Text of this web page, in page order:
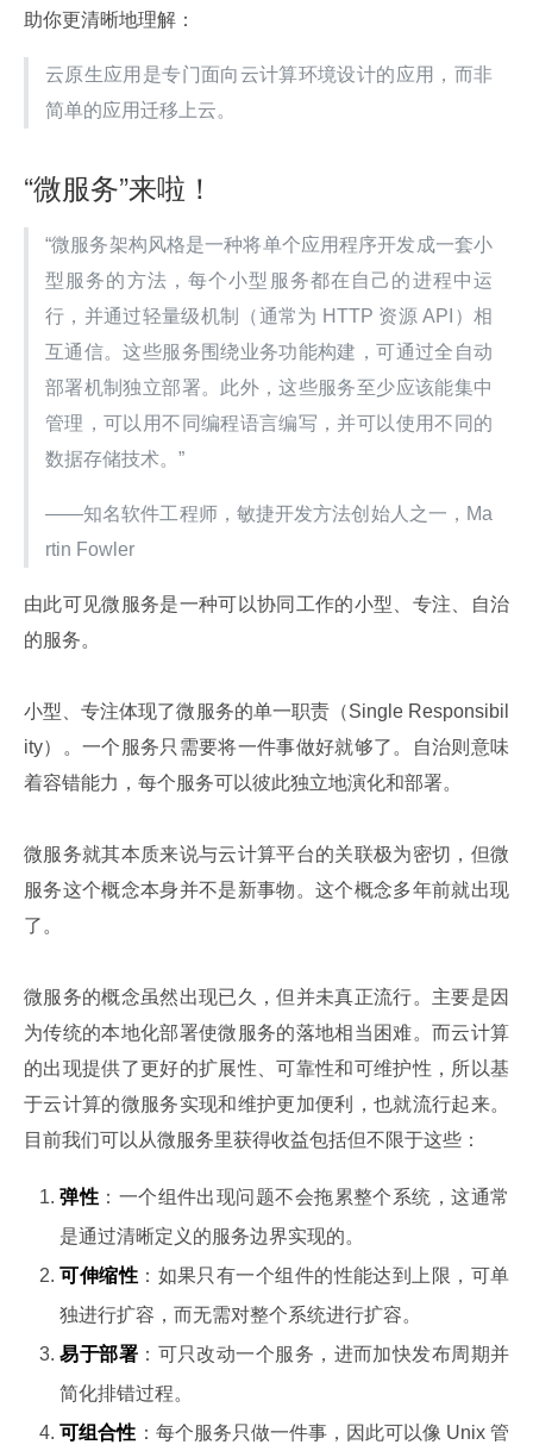
助你更清晰地理解：
云原生应用是专门面向云计算环境设计的应用，而非
简单的应用迁移上云。
“微服务”来啦！
“微服务架构风格是一种将单个应用程序开发成一套小
型服务的方法，每个小型服务都在自己的进程中运
行，并通过轻量级机制（通常为 HTTP 资源 API）相
互通信。这些服务围绕业务功能构建，可通过全自动
部署机制独立部署。此外，这些服务至少应该能集中
管理，可以用不同编程语言编写，并可以使用不同的
数据存储技术。”
——知名软件工程师，敏捷开发方法创始人之一，Ma
rtin Fowler
由此可见微服务是一种可以协同工作的小型、专注、自治
的服务。
小型、专注体现了微服务的单一职责（Single Responsibil
ity）。一个服务只需要将一件事做好就够了。自治则意味
着容错能力，每个服务可以彼此独立地演化和部署。
微服务就其本质来说与云计算平台的关联极为密切，但微
服务这个概念本身并不是新事物。这个概念多年前就出现
了。
微服务的概念虽然出现已久，但并未真正流行。主要是因
为传统的本地化部署使微服务的落地相当困难。而云计算
的出现提供了更好的扩展性、可靠性和可维护性，所以基
于云计算的微服务实现和维护更加便利，也就流行起来。
目前我们可以从微服务里获得收益包括但不限于这些：
弹性 ：一个组件出现问题不会拖累整个系统，这通常
是通过清晰定义的服务边界实现的。
可伸缩性 ：如果只有一个组件的性能达到上限，可单
独进行扩容，而无需对整个系统进行扩容。
易于部署 ：可只改动一个服务，进而加快发布周期并
简化排错过程。
可组合性 ：每个服务只做一件事，因此可以像 Unix 管